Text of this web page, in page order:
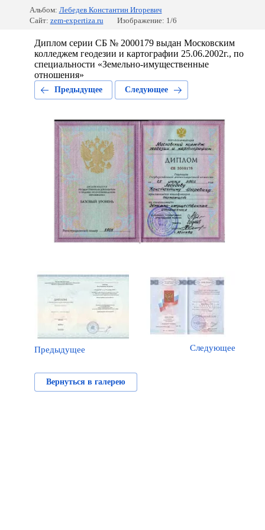
Альбом: Лебедев Константин Игоревич
Сайт: zem-expertiza.ru Изображение: 1/6
Диплом серии СБ № 2000179 выдан Московским
колледжем геодезии и картографии 25.06.2002г., по
специальности «Земельно-имущественные
отношения»
Предыдущее Следующее
Предыдущее Следующее
Вернуться в галерею